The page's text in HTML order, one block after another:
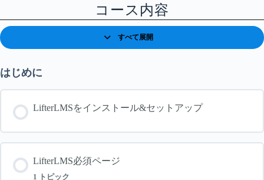
コース内容
すべて展開
レ
ッ
はじめに
LifterLMSをインストール&セットアップ
LifterLMS必須ページ
1 トピック